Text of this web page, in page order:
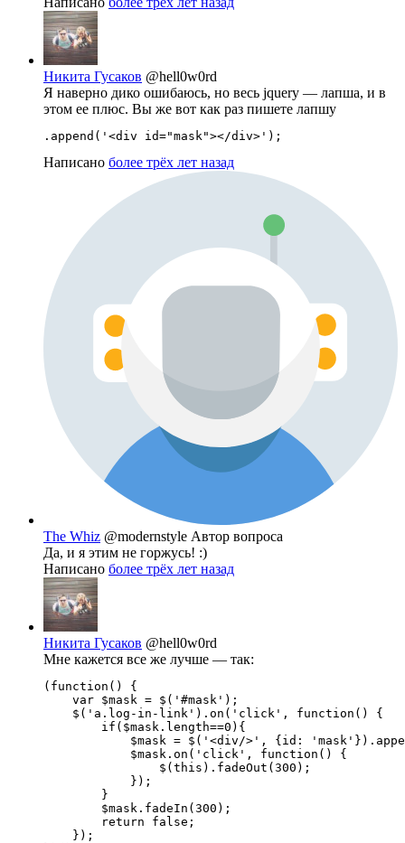
Никита Гусаков @hell0w0rd
Я наверно дико ошибаюсь, но весь jquery — лапша, и в
этом ее плюс. Вы же вот как раз пишете лапшу
Написано более трёх лет назад
The Whiz @modernstyle Автор вопроса
Да, и я этим не горжусь! :)
Написано более трёх лет назад
Никита Гусаков @hell0w0rd
Мне кажется все же лучше — так:
(function() {
    var $mask = $('#mask');
    $('a.log-in-link').on('click', function() {
        if($mask.length==0){
$mask = $('<div/>', {id:
            $mask.on('click', function() {
                $(this).fadeOut(300);
            });
        }
        $mask.fadeIn(300);
        return false;
    });